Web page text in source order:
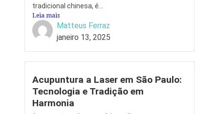
tradicional chinesa, é...
Leia mais
Matteus Ferraz
janeiro 13, 2025
Acupuntura a Laser em São Paulo:
Tecnologia e Tradição em
Harmonia